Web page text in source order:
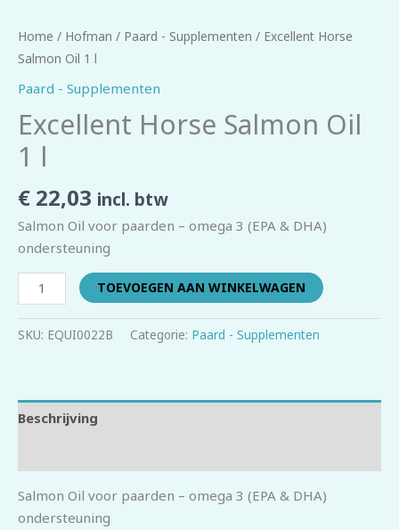
Home / Hofman / Paard - Supplementen / Excellent Horse
Salmon Oil 1 l
Paard - Supplementen
Excellent Horse Salmon Oil
1 l
€ 22,03 incl. btw
Salmon Oil voor paarden – omega 3 (EPA & DHA)
ondersteuning
TOEVOEGEN AAN WINKELWAGEN
SKU: EQUI0022B Categorie: Paard - Supplementen
Beschrijving
Salmon Oil voor paarden – omega 3 (EPA & DHA)
ondersteuning